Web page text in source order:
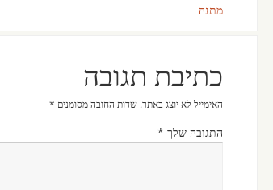
מתנה
כתיבת תגובה
האימייל לא יוצג באתר. שדות החובה מסומנים *
התגובה שלך *